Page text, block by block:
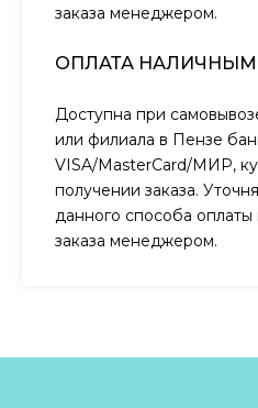
заказа менеджером.
ОПЛАТА
Доступна при
или филиала в Пензе
VISA/MasterCard/МИР,
получении заказа.
данного способа
заказа менеджером.